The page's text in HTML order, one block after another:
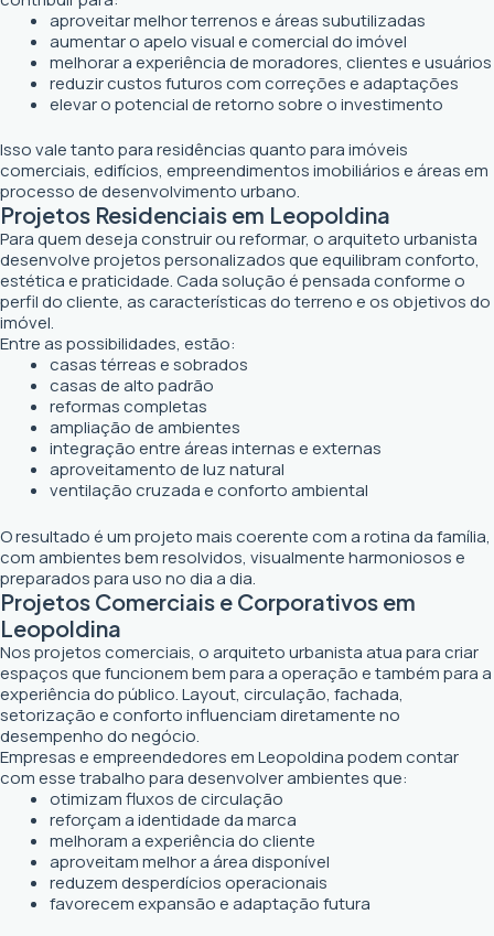
aproveitar melhor terrenos e áreas subutilizadas
aumentar o apelo visual e comercial do imóvel
melhorar a experiência de moradores, clientes e usuários
reduzir custos futuros com correções e adaptações
elevar o potencial de retorno sobre o investimento
Isso vale tanto para residências quanto para imóveis
comerciais, edifícios, empreendimentos imobiliários e áreas em
processo de desenvolvimento urbano.
Projetos Residenciais em Leopoldina
Para quem deseja construir ou reformar, o arquiteto urbanista
desenvolve projetos personalizados que equilibram conforto,
estética e praticidade. Cada solução é pensada conforme o
perfil do cliente, as características do terreno e os objetivos do
imóvel.
Entre as possibilidades, estão:
casas térreas e sobrados
casas de alto padrão
reformas completas
ampliação de ambientes
integração entre áreas internas e externas
aproveitamento de luz natural
ventilação cruzada e conforto ambiental
O resultado é um projeto mais coerente com a rotina da família,
com ambientes bem resolvidos, visualmente harmoniosos e
preparados para uso no dia a dia.
Projetos Comerciais e Corporativos em
Leopoldina
Nos projetos comerciais, o arquiteto urbanista atua para criar
espaços que funcionem bem para a operação e também para a
experiência do público. Layout, circulação, fachada,
setorização e conforto influenciam diretamente no
desempenho do negócio.
Empresas e empreendedores em Leopoldina podem contar
com esse trabalho para desenvolver ambientes que:
otimizam fluxos de circulação
reforçam a identidade da marca
melhoram a experiência do cliente
aproveitam melhor a área disponível
reduzem desperdícios operacionais
favorecem expansão e adaptação futura